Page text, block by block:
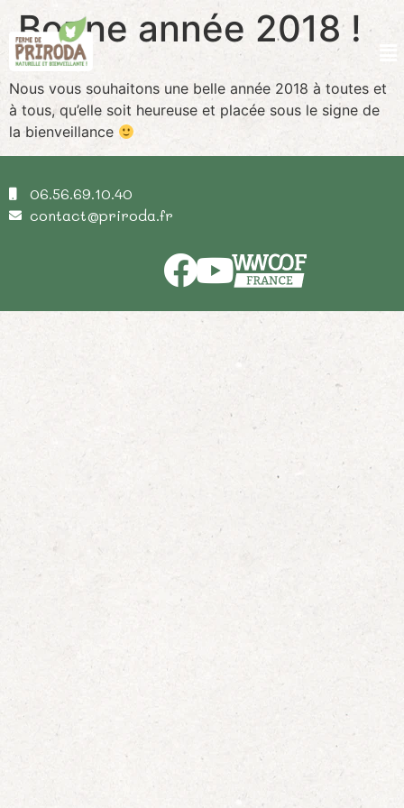
Bonne année 2018 !
Nous vous souhaitons une belle année 2018 à toutes et
à tous, qu’elle soit heureuse et placée sous le signe de
la bienveillance
06.56.69.10.40
contact@priroda.fr